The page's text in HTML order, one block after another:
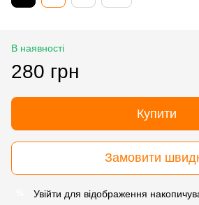
В наявності
280 грн
Купити
Замовити
Увійти для відображення